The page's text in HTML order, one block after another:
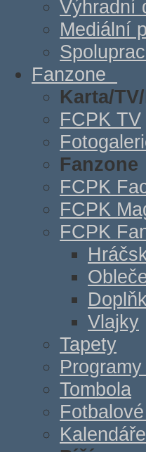
Výhradní
Mediální
Fanzone
Karta/
FCPK TV
Fanzone
FCPK
FCPK
FCPK
Vlajky
Tapety
Tombola